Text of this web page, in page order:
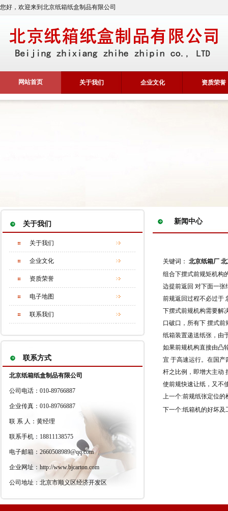
您好，欢迎来到北京纸箱纸盒制品有限公司
网站首页 关于我们 企业文化 资质荣誉
关于我们
关于我们
企业文化
资质荣誉
电子地图
联系我们
联系方式
北京纸箱纸盒制品有限公司
公司电话：010-89766887
企业传真：010-89766887
联 系 人：黄经理
联系手机：18811138575
电子邮箱：2660508989@qq.com
企业网址：http://www.bjcarton.com
公司地址：北京市顺义区经济开发区
新闻中心
关键词： 北京纸箱厂
组合下摆式前规矩机构
边提前返回 对下面一张
前规返回过程不必过于
下摆式前规机构需要解
口破口，所有下 摆式
纸箱装置递送纸张，由
如果前规机构直接由凸
宜 于高速运行。在国
杆之比例，即增大主动
使前规快速让纸，又不
上一个:前规纸张定位的
下一个:纸箱机的好坏及